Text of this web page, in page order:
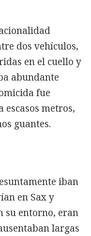
dos vehículos,
en el cuello y
abundante
fue
metros,
guantes.
iban
en Sax y
su entorno, eran
largas